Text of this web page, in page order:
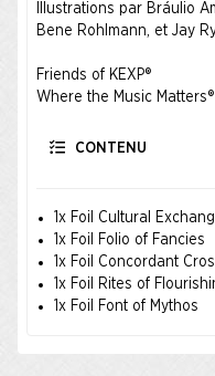
Illustrations par Bráulio
Bene Rohlmann, et Jay
Friends of KEXP®
Where the Music Matters®
CONTENU
1x Foil Cultural
1x Foil Folio of Fancies
1x Foil Concordant
1x Foil Rites of
1x Foil Font of Mythos